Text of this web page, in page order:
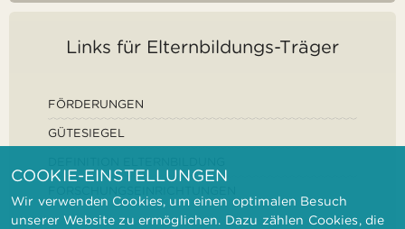
Links für Elternbildungs-Träger
FÖRDERUNGEN
GÜTESIEGEL
COOKIE-EINSTELLUNGEN
Wir verwenden Cookies, um einen optimalen Besuch
unserer Website zu ermöglichen. Dazu zählen Cookies, die